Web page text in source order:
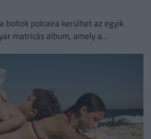
boltok polcaira kerülhet az egyik
matricás album, amely a